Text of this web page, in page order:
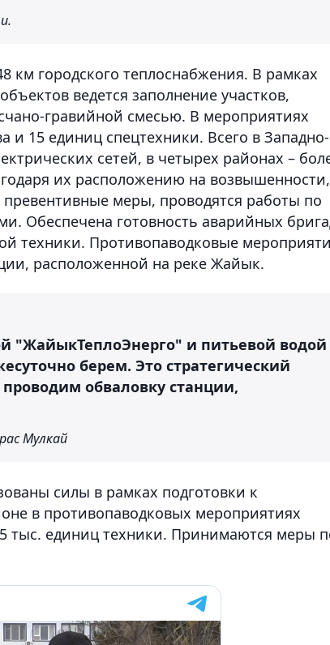
км городского теплоснабжения. В рамках
ведется заполнение участков,
гравийной смесью. В мероприятиях
и 15 единиц спецтехники. Всего в Западно-
сетей, в четырех районах –
их расположению на возвышенности,
меры, проводятся работы по
Обеспечена готовность аварийных
техники. Противопаводковые
расположенной на реке Жайык.
"ЖайыкТеплоЭнерго" и питьевой водой
берем. Это стратегический
обваловку станции,
Мулкай
силы в рамках подготовки к
в противопаводковых мероприятиях
тыс. единиц техники. Принимаются меры